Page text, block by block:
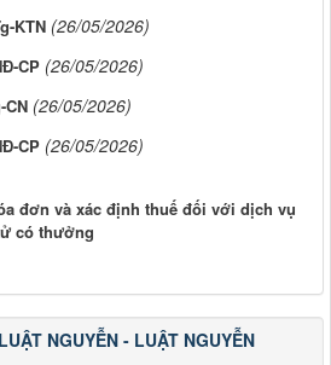
KTN (26/05/2026)
CP (26/05/2026)
CN (26/05/2026)
CP (26/05/2026)
đơn và xác định thuế đối với dịch vụ
có thưởng
NGUYỄN - LUẬT NGUYỄN